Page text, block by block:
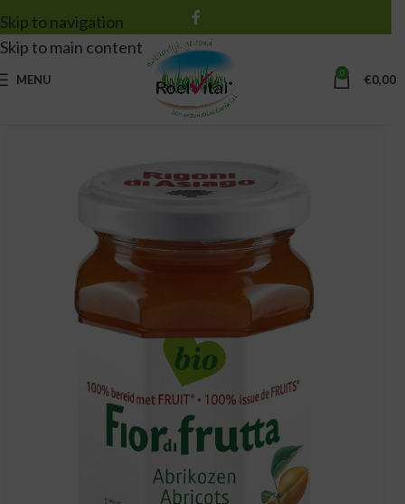
Skip to navigation
Skip to main content
MENU 0 €0,00